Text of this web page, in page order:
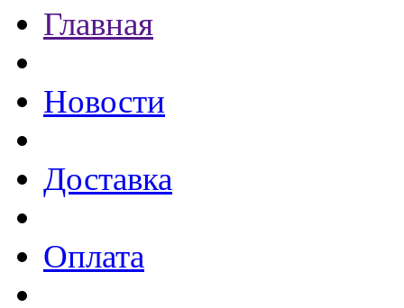
Главная
Новости
Доставка
Оплата